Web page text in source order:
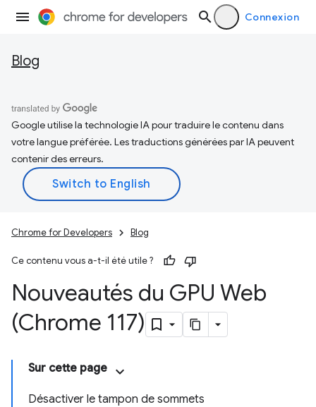
Connexion
Blog
Google utilise la technologie IA pour traduire le contenu dans
votre langue préférée. Les traductions générées par IA peuvent
contenir des erreurs.
Chrome for Developers Blog
Ce contenu vous a-t-il été utile ?
Nouveautés du GPU Web
(Chrome 117)
Sur cette page
Désactiver le tampon de sommets